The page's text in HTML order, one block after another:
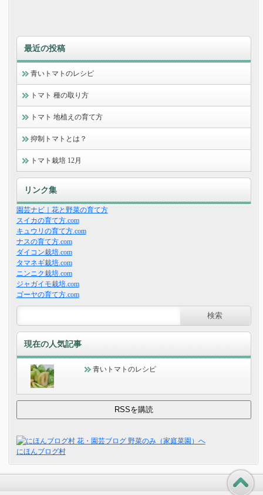
最近の投稿
青いトマトのレシピ
トマト 種の取り方
トマト 地植えの育て方
抑制トマトとは？
トマト栽培 12月
リンク集
園芸ナビ｜花と野菜の育て方
スイカの育て方.com
キュウリの育て方.com
ナスの育て方.com
ダイコン栽培.com
タマネギ栽培.com
ニンニク栽培.com
ジャガイモ栽培.com
ゴーヤの育て方.com
現在の人気記事
青いトマトのレシピ
にほんブログ村